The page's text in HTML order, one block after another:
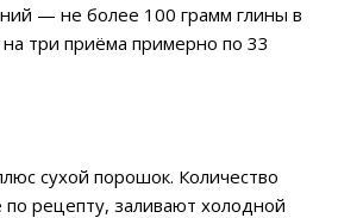
— не более 100 грамм глины в
три приёма примерно по 33
сухой порошок. Количество
рецепту, заливают холодной